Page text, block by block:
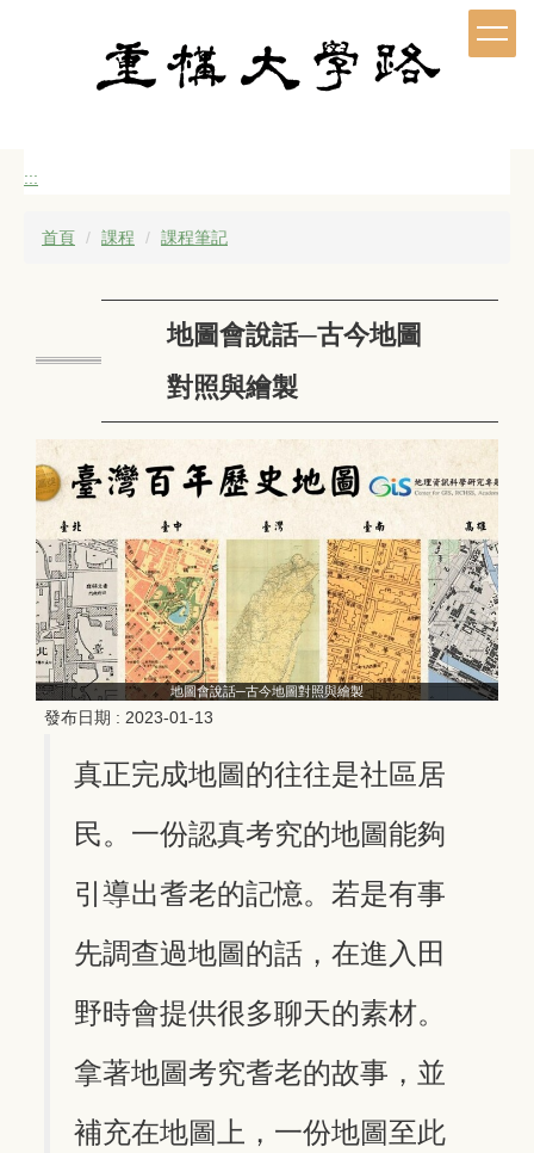
:::
首頁 課程 課程筆記
地圖會說話─古今地圖
對照與繪製
地圖會說話─古今地圖對照與繪製
發布日期 : 2023-01-13
真正完成地圖的往往是社區居
民。一份認真考究的地圖能夠
引導出耆老的記憶。若是有事
先調查過地圖的話，在進入田
野時會提供很多聊天的素材。
拿著地圖考究耆老的故事，並
補充在地圖上，一份地圖至此